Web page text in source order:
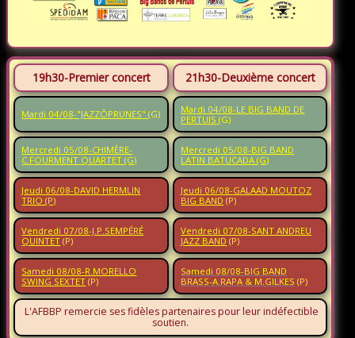
19h30-Premier concert 21h30-Deuxième concert
Mardi 04/08-"JAZZÔPRUNES"(G)
Mardi 04/08-LE BIG BAND DE
PERTUIS(G)
Mercredi 05/08-CHIMÈRE-
C.FOURMENT QUARTET (G)
Mercredi 05/08-BIG BAND
LATIN BATUCADA (G)
Jeudi 06/08-DAVID HERMLIN
TRIO (P)
Jeudi 06/08-GALAAD MOUTOZ
BIG BAND (P)
Vendredi 07/08-J.P.SEMPÉRÉ
QUINTET (P)
Vendredi 07/08-SANT ANDREU
JAZZ BAND (P)
Samedi 08/08-R.MORELLO
SWING SEXTET (P)
Samedi 08/08-BIG BAND
BRASS-A.RAPA & M.GILKES (P)
L'AFBBP remercie ses fidèles partenaires pour leur indéfectible
soutien.